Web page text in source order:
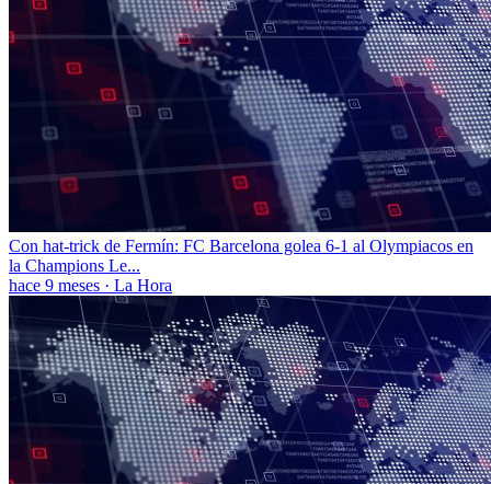
Con hat-trick de Fermín: FC Barcelona golea 6-1 al Olympiacos en
la Champions Le...
hace 9 meses · La Hora